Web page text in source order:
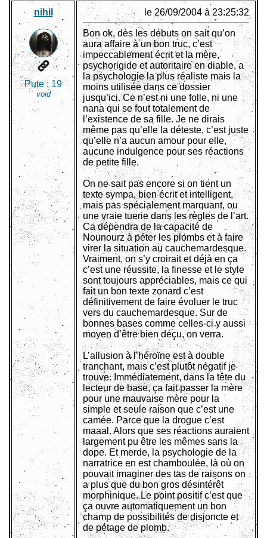
nihil
Pute :19
void
le 26/09/2004 à 23:25:32
Bon ok, dès les débuts on sait qu’on
aura affaire à un bon truc, c’est
impeccablement écrit et la mère,
psychorigide et autoritaire en diable, a
la psychologie la plus réaliste mais la
moins utilisée dans ce dossier
jusqu’ici. Ce n’est ni une folle, ni une
nana qui se fout totalement de
l’existence de sa fille. Je ne dirais
même pas qu’elle la déteste, c’est juste
qu’elle n’a aucun amour pour elle,
aucune indulgence pour ses réactions
de petite fille.
On ne sait pas encore si on tient un
texte sympa, bien écrit et intelligent,
mais pas spécialement marquant, ou
une vraie tuerie dans les règles de l’art.
Ca dépendra de la capacité de
Nounourz à péter les plombs et à faire
virer la situation au cauchemardesque.
Vraiment, on s’y croirait et déjà en ça
c’est une réussite, la finesse et le style
sont toujours appréciables, mais ce qui
fait un bon texte zonard c’est
définitivement de faire évoluer le truc
vers du cauchemardesque. Sur de
bonnes bases comme celles-ci y aussi
moyen d’être bien déçu, on verra.
L’allusion à l’héroïne est à double
tranchant, mais c’est plutôt négatif je
trouve. Immédiatement, dans la tête du
lecteur de base, ça fait passer la mère
pour une mauvaise mère pour la
simple et seule raison que c’est une
camée. Parce que la drogue c’est
maaal. Alors que ses réactions auraient
largement pu être les mêmes sans la
dope. Et merde, la psychologie de la
narratrice en est chamboulée, là où on
pouvait imaginer des tas de raisons on
a plus que du bon gros désintérêt
morphinique. Le point positif c’est que
ça ouvre automatiquement un bon
champ de possibilités de disjoncte et
de pétage de plomb.